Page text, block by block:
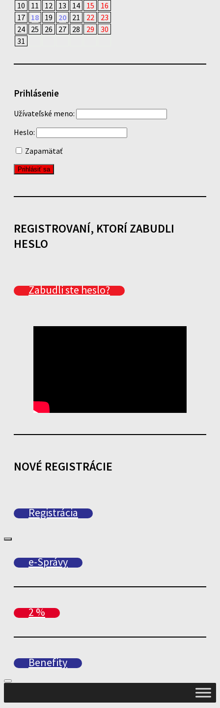
10
11 12 13 14 15
16
17
18 19 20 21 22
23
24
25 26 27 28 29
30
31
Prihlásenie
Užívateľské meno:
Heslo:
Zapamätať
REGISTROVANÍ, KTORÍ ZABUDLI
HESLO
Zabudli ste heslo?
NOVÉ REGISTRÁCIE
Registrácia
e-Správy
2 %
Benefity